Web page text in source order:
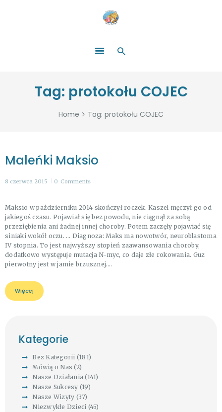
Tag: protokołu COJEC
Home Tag: protokołu COJEC
ZOSTAŃ DARCZYŃCĄ!
WYDARZENIA
PARTNERZY
Maleńki Maksio
8 czerwca 2015 0 Comments
Maksio w październiku 2014 skończył roczek. Kaszel męczył go od
jakiegoś czasu. Pojawiał się bez powodu, nie ciągnął za sobą
przeziębienia ani żadnej innej choroby. Potem zaczęły pojawiać się
siniaki wokół oczu. … Diagnoza: Maks ma nowotwór, neuroblastoma
IV stopnia. To jest najwyższy stopień zaawansowania choroby,
dodatkowo występuje mutacja N-myc, co daje złe rokowania. Guz
pierwotny jest w jamie brzusznej.…
Więcej
Kategorie
Bez Kategorii (181)
Mówią o Nas (2)
Nasze Działania (141)
Nasze Sukcesy (19)
Nasze Wizyty (37)
Niezwykłe Dzieci (45)